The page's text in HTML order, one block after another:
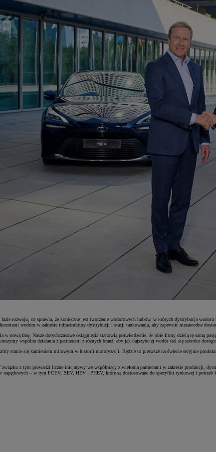
rozwoju, co sprawia, że konieczne jest tworzenie wodorowych hubów, w których dystrybucja
wodoru w zakresie infrastruktury dystrybucji i stacji tankowania, aby zapewnić niezawodne
nową fazę. Nasze dotychczasowe osiągnięcia stanowią potwierdzenie, że obie firmy dzielą tę samą
wspólne działania z partnerami z różnych branż, aby jak najszybciej wodór stał się szeroko
stanie się kamieniem milowym w historii motoryzacji. Będzie to pierwsze na świecie seryjnie
z tym prowadzi liczne inicjatywy we współpracy z wieloma partnerami w zakresie produkcji,
– w tym FCEV, BEV, HEV i PHEV, które są dostosowane do specyfiki rynkowej i potrzeb